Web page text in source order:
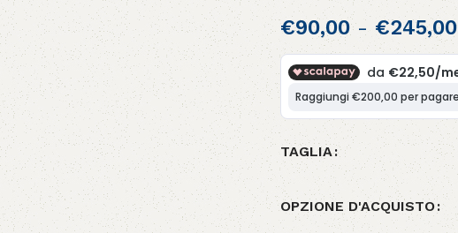
€90,00 - €245,00
TAGLIA
OPZIONE D'ACQUISTO